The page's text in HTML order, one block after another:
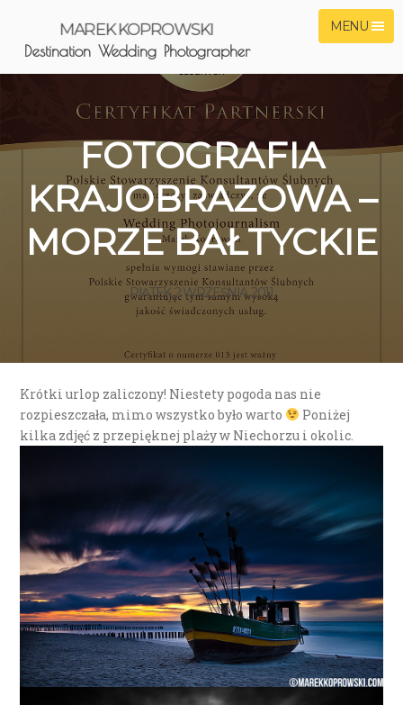
MENU
MAREK KOPROWSKI
Destination Wedding Photographer
FOTOGRAFIA
KRAJOBRAZOWA –
MORZE BAŁTYCKIE
PIĄTEK, 2 WRZEŚNIA, 2011
Krótki urlop zaliczony! Niestety pogoda nas nie
rozpieszczała, mimo wszystko było warto
Poniżej
kilka zdjęć z przepięknej plaży w Niechorzu i okolic.